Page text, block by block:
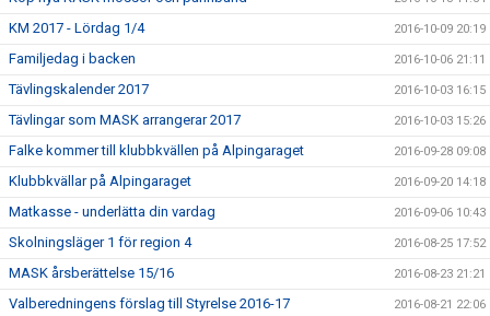
KM 2017 - Lördag 1/4 2016-10-09 20:19
Familjedag i backen 2016-10-06 21:11
Tävlingskalender 2017 2016-10-03 16:15
Tävlingar som MASK arrangerar 2017 2016-10-03 15:26
Falke kommer till klubbkvällen på Alpingaraget 2016-09-28 09:08
Klubbkvällar på Alpingaraget 2016-09-20 14:18
Matkasse - underlätta din vardag 2016-09-06 10:43
Skolningsläger 1 för region 4 2016-08-25 17:52
MASK årsberättelse 15/16 2016-08-23 21:21
Valberedningens förslag till Styrelse 2016-17 2016-08-21 22:06